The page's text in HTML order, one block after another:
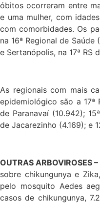
óbitos ocorreram entre
e uma mulher, com
com comorbidades. Os
na 16ª Regional de
e Sertanópolis, na 17ª RS
As regionais com mais
epidemiológico são a 17ª
de Paranavaí (10.942);
de Jacarezinho (4.169); e
OUTRAS ARBOVIROSES –
sobre chikungunya e
pelo mosquito Aedes
casos de chikungunya,